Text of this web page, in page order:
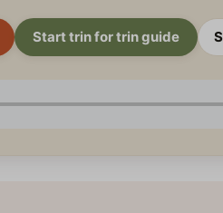
Start trin for trin guide